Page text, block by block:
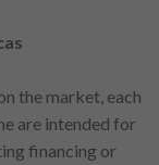
the market, each
are intended for
financing or